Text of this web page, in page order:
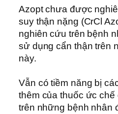
Azopt chưa được
suy thận nặng (CrCl
nghiên cứu trên bệnh
sử dụng cẩn thận trên
này.
Vẫn có tiềm năng bị
thêm của thuốc ức
trên những bệnh nhân